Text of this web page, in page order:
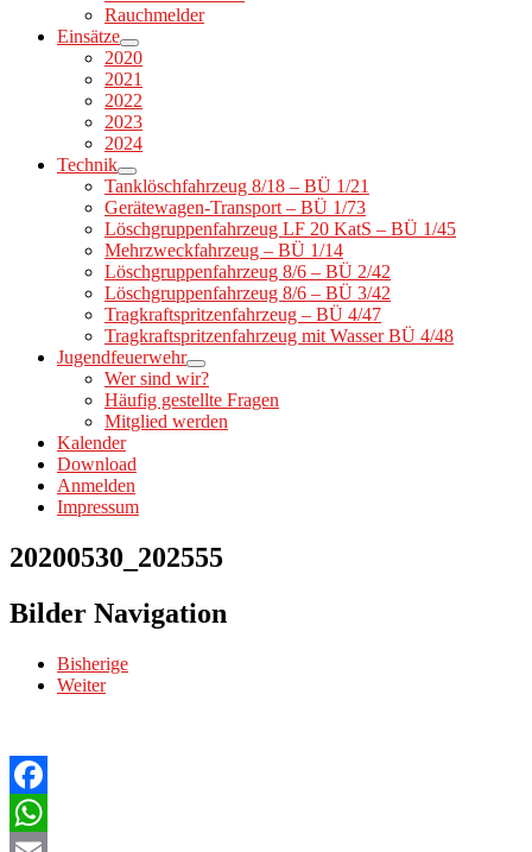
Rauchmelder
Einsätze
2020
2021
2022
2023
2024
Technik
Tanklöschfahrzeug 8/18 – BÜ 1/21
Gerätewagen-Transport – BÜ 1/73
Löschgruppenfahrzeug LF 20 KatS – BÜ 1/45
Mehrzweckfahrzeug – BÜ 1/14
Löschgruppenfahrzeug 8/6 – BÜ 2/42
Löschgruppenfahrzeug 8/6 – BÜ 3/42
Tragkraftspritzenfahrzeug – BÜ 4/47
Tragkraftspritzenfahrzeug mit Wasser BÜ 4/48
Jugendfeuerwehr
Wer sind wir?
Häufig gestellte Fragen
Mitglied werden
Kalender
Download
Anmelden
Impressum
20200530_202555
Bilder Navigation
Bisherige
Weiter
Facebook